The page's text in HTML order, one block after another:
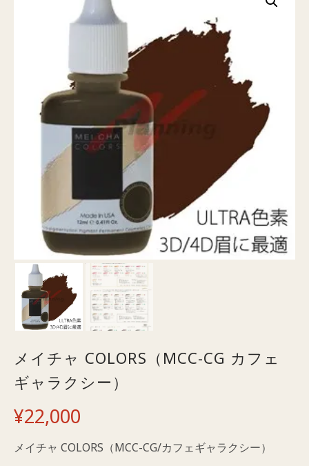
メイチャ COLORS（MCC-CG カフェ
ギャラクシー）
¥22,000
メイチャ COLORS（MCC-CG/カフェギャラクシー）